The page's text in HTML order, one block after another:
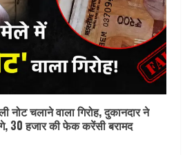
नोट चलाने वाला गिरोह, दुकानदार ने
30 हजार की फेक करेंसी बरामद